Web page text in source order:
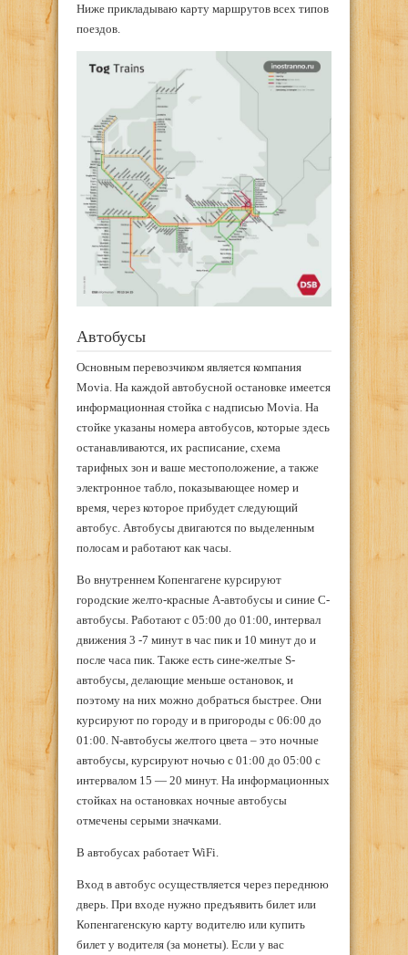
Ниже прикладываю карту маршрутов всех типов
поездов.
Автобусы
Основным перевозчиком является компания
Movia. На каждой автобусной остановке имеется
информационная стойка с надписью Movia. На
стойке указаны номера автобусов, которые здесь
останавливаются, их расписание, схема
тарифных зон и ваше местоположение, а также
электронное табло, показывающее номер и
время, через которое прибудет следующий
автобус. Автобусы двигаются по выделенным
полосам и работают как часы.
Во внутреннем Копенгагене курсируют
городские желто-красные А-автобусы и синие С-
автобусы. Работают с 05:00 до 01:00, интервал
движения 3 -7 минут в час пик и 10 минут до и
после часа пик. Также есть сине-желтые S-
автобусы, делающие меньше остановок, и
поэтому на них можно добраться быстрее. Они
курсируют по городу и в пригороды с 06:00 до
01:00. N-автобусы желтого цвета – это ночные
автобусы, курсируют ночью с 01:00 до 05:00 с
интервалом 15 — 20 минут. На информационных
стойках на остановках ночные автобусы
отмечены серыми значками.
В автобусах работает WiFi.
Вход в автобус осуществляется через переднюю
дверь. При входе нужно предъявить билет или
Копенгагенскую карту водителю или купить
билет у водителя (за монеты). Если у вас